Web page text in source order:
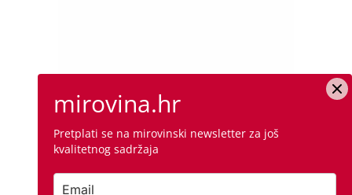
mirovina.hr
Pretplati se na mirovinski newsletter za još
kvalitetnog sadržaja